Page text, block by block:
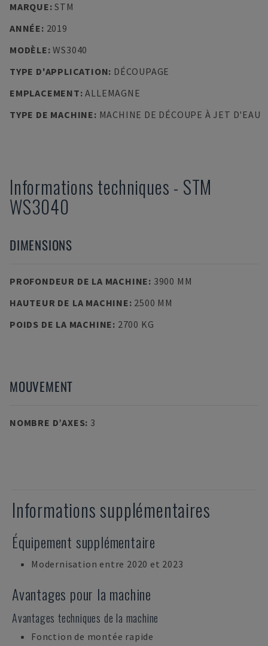
MARQUE:STM
ANNÉE: 2019
MODÈLE:WS3040
TYPE D'APPLICATION: DÉCOUPAGE
EMPLACEMENT:ALLEMAGNE
TYPE DE MACHINE: MACHINE DE DÉCOUPE À JET D'EAU
Informations techniques - STM
WS3040
DIMENSIONS
PROFONDEUR DE LA MACHINE: 3900 MM
HAUTEUR DE LA MACHINE: 2500 MM
POIDS DE LA MACHINE: 2700 KG
MOUVEMENT
NOMBRE D’AXES: 3
Informations supplémentaires
Équipement supplémentaire
Modernisation entre 2020 et 2023
Avantages pour la machine
Avantages techniques de la machine
Fonction de montée rapide